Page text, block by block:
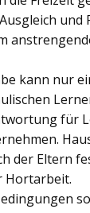
und
kann nur
für
der Eltern
Hortarbeit.